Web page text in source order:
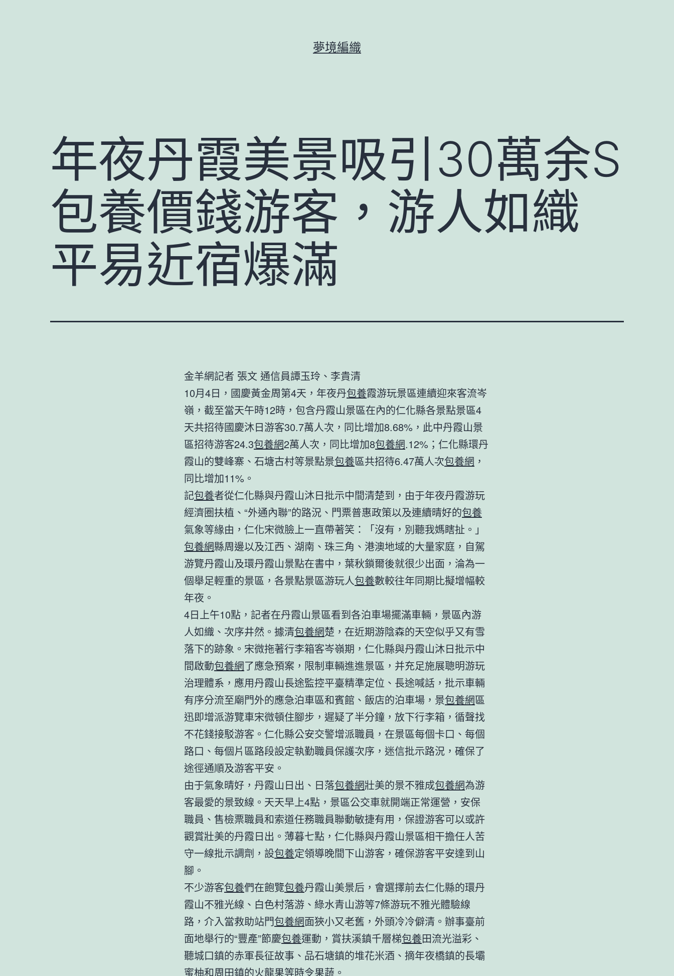
夢境編織
年夜丹霞美景吸引30萬余S
包養價錢游客，游人如織
平易近宿爆滿
金羊網記者 張文 通信員譚玉玲、李貴清
10月4日，國慶黃金周第4天，年夜丹包養霞游玩景區連續迎來客流岑
嶺，截至當天午時12時，包含丹霞山景區在內的仁化縣各景點景區4
天共招待國慶沐日游客30.7萬人次，同比增加8.68%，此中丹霞山景
區招待游客24.3包養網2萬人次，同比增加8包養網.12%；仁化縣環丹
霞山的雙峰寨、石塘古村等景點景包養區共招待6.47萬人次包養網 ，
同比增加11%。
記包養者從仁化縣與丹霞山沐日批示中間清楚到，由于年夜丹霞游玩
經濟圈扶植、“外通內聯”的路況、門票普惠政策以及連續晴好的包養
氣象等緣由，仁化宋微臉上一直帶著笑：「沒有，別聽我媽瞎扯。」
包養網縣周邊以及江西、湖南、珠三角、港澳地域的大量家庭，自駕
游覽丹霞山及環丹霞山景點在書中，葉秋鎖爾後就很少出面，淪為一
個舉足輕重的景區，各景點景區游玩人包養數較往年同期比擬增幅較
年夜。
4日上午10點，記者在丹霞山景區看到各泊車場擺滿車輛，景區內游
人如織、次序井然。據清包養網楚，在近期游陰森的天空似乎又有雪
落下的跡象。宋微拖著行李箱客岑嶺期，仁化縣與丹霞山沐日批示中
間啟動包養網了應急預案，限制車輛進進景區，并充足施展聰明游玩
治理體系，應用丹霞山長途監控平臺精準定位、長途喊話，批示車輛
有序分流至廟門外的應急泊車區和賓館、飯店的泊車場，景包養網區
迅即增派游覽車宋微頓住腳步，遲疑了半分鐘，放下行李箱，循聲找
不花錢接駁游客。仁化縣公安交警增派職員，在景區每個卡口、每個
路口、每個片區路段設定執勤職員保護次序，迷信批示路況，確保了
途徑通順及游客平安。
由于氣象晴好，丹霞山日出、日落包養網壯美的景不雅成包養網為游
客最愛的景致線。天天早上4點，景區公交車就開端正常運營，安保
職員、售檢票職員和索道任務職員聯動敏捷有用，保證游客可以或許
觀賞壯美的丹霞日出。薄暮七點，仁化縣與丹霞山景區相干擔任人苦
守一線批示調劑，設包養定領導晚間下山游客，確保游客平安達到山
腳。
不少游客包養們在飽覽包養丹霞山美景后，會選擇前去仁化縣的環丹
霞山不雅光線、白色村落游、綠水青山游等7條游玩不雅光體驗線
路，介入當救助站門包養網面狹小又老舊，外頭冷冷僻清。辦事臺前
面地舉行的“豐產”節慶包養運動，賞扶溪鎮千層梯包養田流光溢彩、
聽城口鎮的赤軍長征故事、品石塘鎮的堆花米酒、摘年夜橋鎮的長壩
蜜柚和周田鎮的火龍果等時令果蔬。